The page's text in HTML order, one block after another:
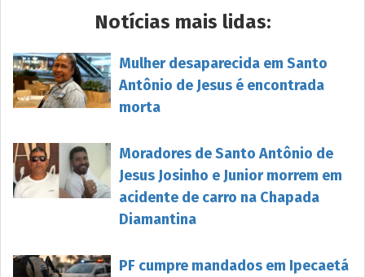
Notícias mais lidas:
Mulher desaparecida em Santo
Antônio de Jesus é encontrada
morta
Moradores de Santo Antônio de
Jesus Josinho e Junior morrem em
acidente de carro na Chapada
Diamantina
PF cumpre mandados em Ipecaetá